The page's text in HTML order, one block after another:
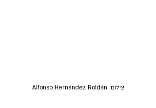
צילום: Alfonso Hernández Roldán